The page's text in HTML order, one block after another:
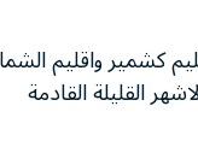
كشمير واقليم
القليلة القادمة